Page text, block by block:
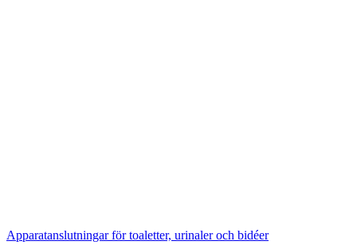
Apparatanslutningar för toaletter, urinaler och bidéer